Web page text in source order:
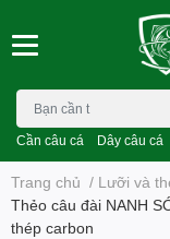
Cần câu cá Dây câu cá
Trang chủ / Lưỡi và
Thẻo câu đài NANH
thép carbon